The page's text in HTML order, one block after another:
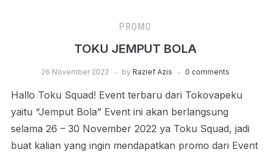
PROMO
TOKU JEMPUT BOLA
26 November 2022 by Razief Azis 0 comments
Hallo Toku Squad! Event terbaru dari Tokovapeku
yaitu “Jemput Bola” Event ini akan berlangsung
selama 26 – 30 November 2022 ya Toku Squad, jadi
buat kalian yang ingin mendapatkan promo dari Event